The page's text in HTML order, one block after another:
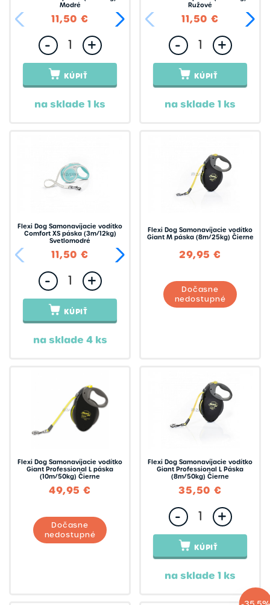
Modré
11,50 € 23,95 €
- +
KÚPIŤ
na sklade 1 ks
Ružové
11,50 €
- +
KÚPIŤ
na sklade 1 ks
Flexi Dog Samonavíjacie vodítko
Comfort XS páska (3m/12kg)
Svetlomodré
11,50 € 13,95 €
- +
KÚPIŤ
na sklade 4 ks
Flexi Dog Samonavíjacie vodítko
Giant M páska (8m/25kg) Čierne
29,95 €
Dočasne
nedostupné
Flexi Dog Samonavíjacie vodítko
Giant Professional L páska
(10m/50kg) Čierne
49,95 €
Dočasne
nedostupné
Flexi Dog Samonavíjacie vodítko
Giant Professional L Páska
(8m/50kg) Čierne
35,50 €
- +
KÚPIŤ
na sklade 1 ks